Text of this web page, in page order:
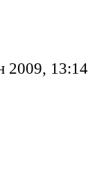
2009, 13:14